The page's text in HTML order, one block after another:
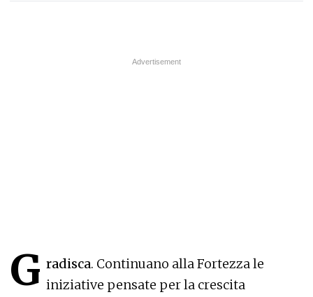
G radisca. Continuano alla Fortezza le
iniziative pensate per la crescita